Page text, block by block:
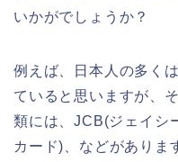
いかがでしょうか？
例えば、日本人の多く
ていると思いますが、
類には、JCB(ジェイシ
カード)、などがありま